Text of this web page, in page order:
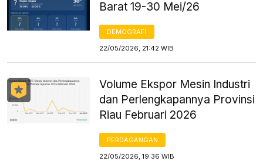
Barat 19-30 Mei/26
DEMOGRAFI
22/05/2026, 21:42 WIB
Volume Ekspor Mesin Industri
dan Perlengkapannya Provinsi
Riau Februari 2026
PERDAGANGAN
22/05/2026, 19:36 WIB